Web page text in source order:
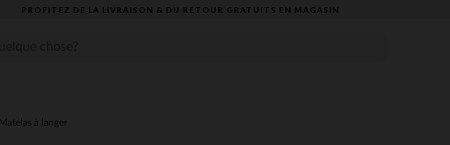
PROFITEZ DE LA LIVRAISON & DU RETOUR GRATUITS EN MAGASIN​
Matelas à langer